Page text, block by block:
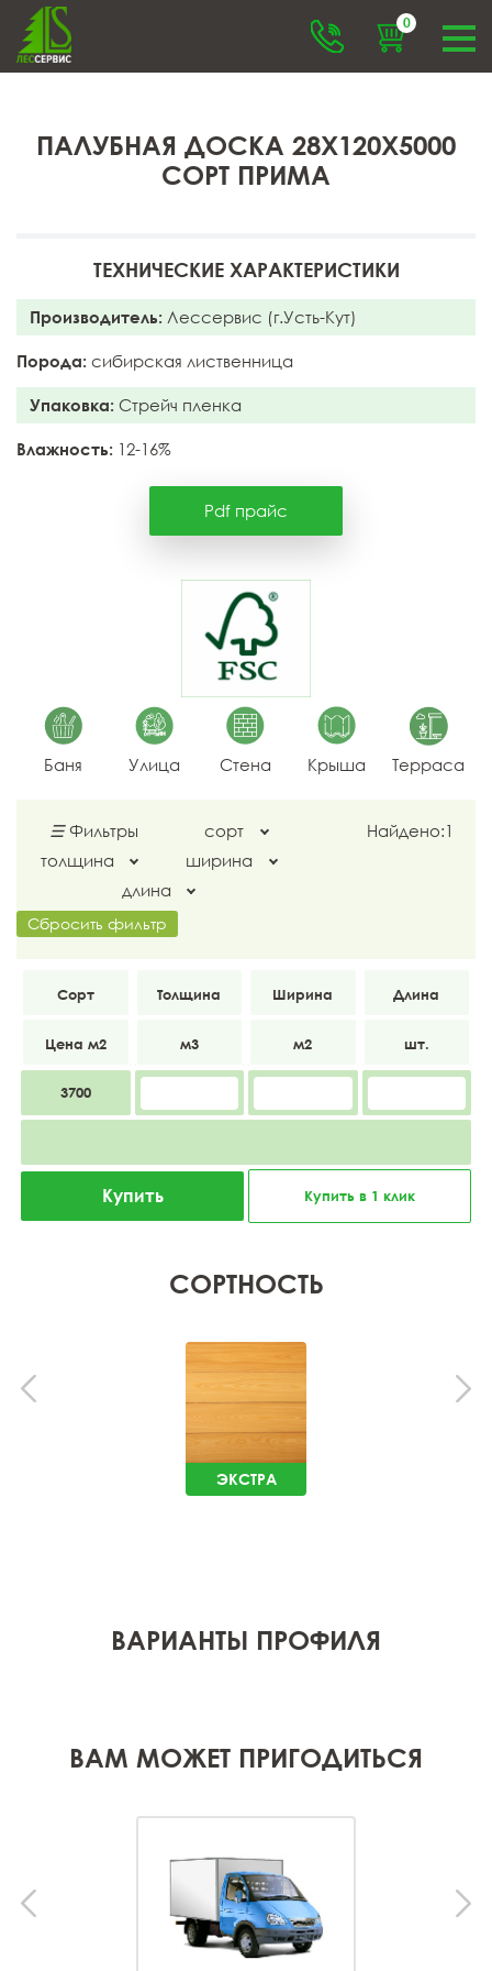
0
ПАЛУБНАЯ ДОСКА 28X120X5000
СОРТ ПРИМА
ТЕХНИЧЕСКИЕ ХАРАКТЕРИСТИКИ
Производитель: Лессервис (г.Усть-Кут)
Порода: сибирская лиственница
Упаковка: Стрейч пленка
Влажность: 12-16%
Pdf прайс
Баня Улица Стена Крыша Терраса
☰ Фильтры
сорт
толщина
ширина
длина
Найдено:1
Сбросить фильтр
Прима 28 120 5000
3700
Купить Купить в 1 клик
СОРТНОСТЬ
ЭКСТРА
ВАРИАНТЫ ПРОФИЛЯ
ВАМ МОЖЕТ ПРИГОДИТЬСЯ